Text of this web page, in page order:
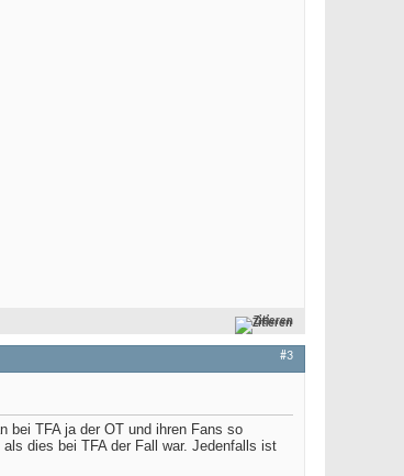
Zitieren
#3
bei TFA ja der OT und ihren Fans so
dies bei TFA der Fall war. Jedenfalls ist